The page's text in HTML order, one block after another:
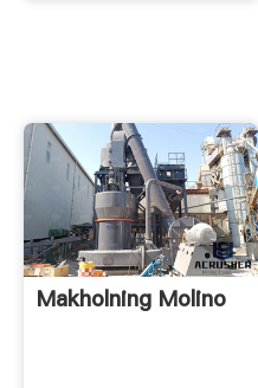
Makholning Molino